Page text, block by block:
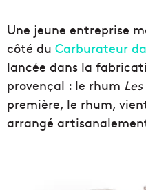
Une jeune entreprise
côté du Carburateur
lancée dans la
provençal : le rhum
première, le rhum,
arrangé